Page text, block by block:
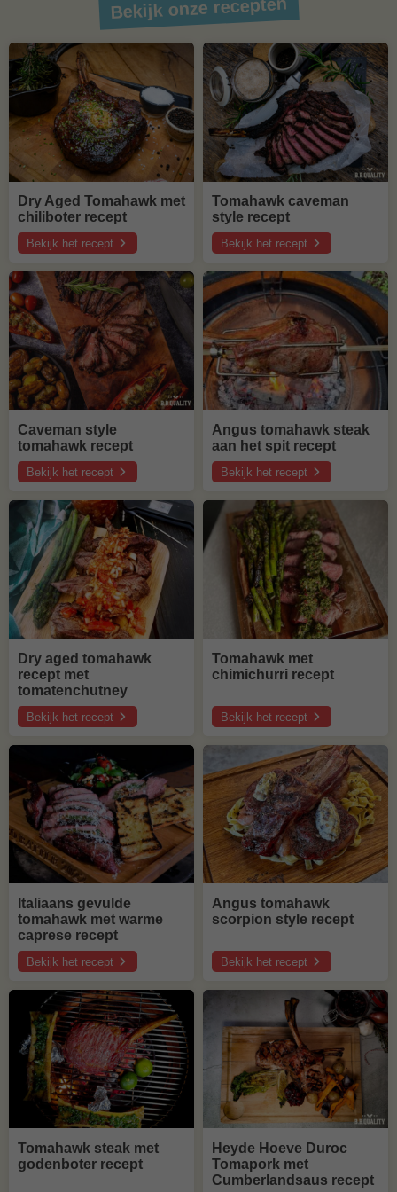
Bekijk onze recepten
Dry Aged Tomahawk met
chiliboter recept
Bekijk het recept
over
Dry
Aged
Tomahawk
met
chiliboter
recept
Tomahawk caveman
style recept
Bekijk het recept
over
Tomahawk
caveman
style
recept
Caveman style
tomahawk recept
Bekijk het recept
over
Caveman
style
tomahawk
recept
Angus tomahawk steak
aan het spit recept
Bekijk het recept
over
Angus
tomahawk
steak
aan
het
spit
recept
Dry aged tomahawk
recept met
tomatenchutney
Bekijk het recept
over
Dry
aged
tomatenchutney
Tomahawk met
chimichurri recept
Bekijk het recept
over
Tomahawk
met
recept
Italiaans gevulde
tomahawk met warme
caprese recept
Bekijk het recept
over
Italiaans
gevulde
tomahawk
met
warme
caprese
recept
Angus tomahawk
scorpion style recept
Bekijk het recept
over
Angus
tomahawk
recept
Tomahawk steak met
godenboter recept
Heyde Hoeve Duroc
Tomapork met
Cumberlandsaus recept